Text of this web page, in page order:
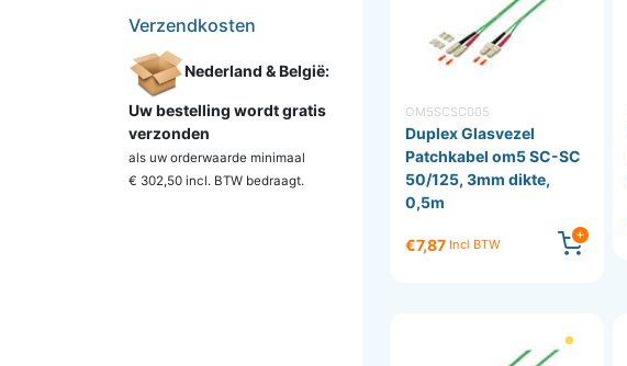
Verzendkosten
Nederland & België:
Uw bestelling wordt gratis
verzonden
als uw orderwaarde minimaal
€ 302,50 incl. BTW bedraagt.
OM5SCSC005
Duplex Glasvezel
Patchkabel om5 SC-SC
50/125, 3mm dikte,
0,5m
€7,87 Incl BTW